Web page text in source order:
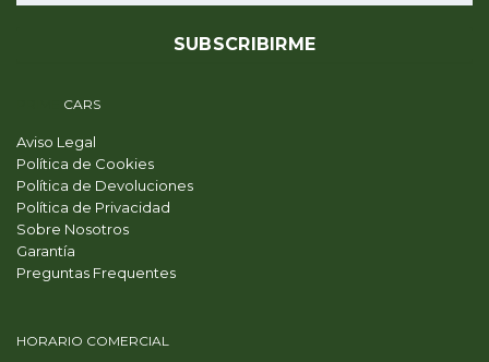
CARS
Aviso Legal
Política de Cookies
Política de Devoluciones
Política de Privacidad
Sobre Nosotros
Garantía
Preguntas Frequentes
HORARIO COMERCIAL